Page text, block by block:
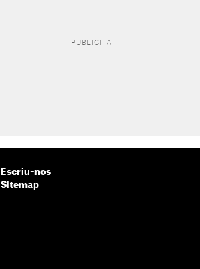
Escriu-nos
Sitemap